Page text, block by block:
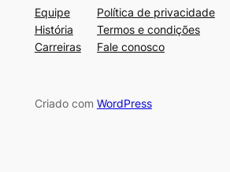
Equipe
História
Carreiras
Política de privacidade
Termos e condições
Fale conosco
Criado com WordPress